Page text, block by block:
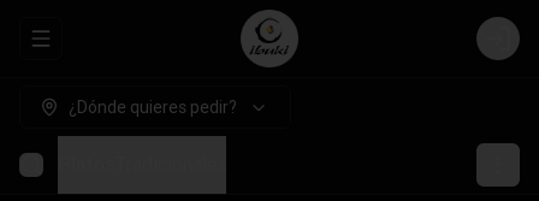
Abrir menu de navegación Login
¿Dónde quieres pedir?